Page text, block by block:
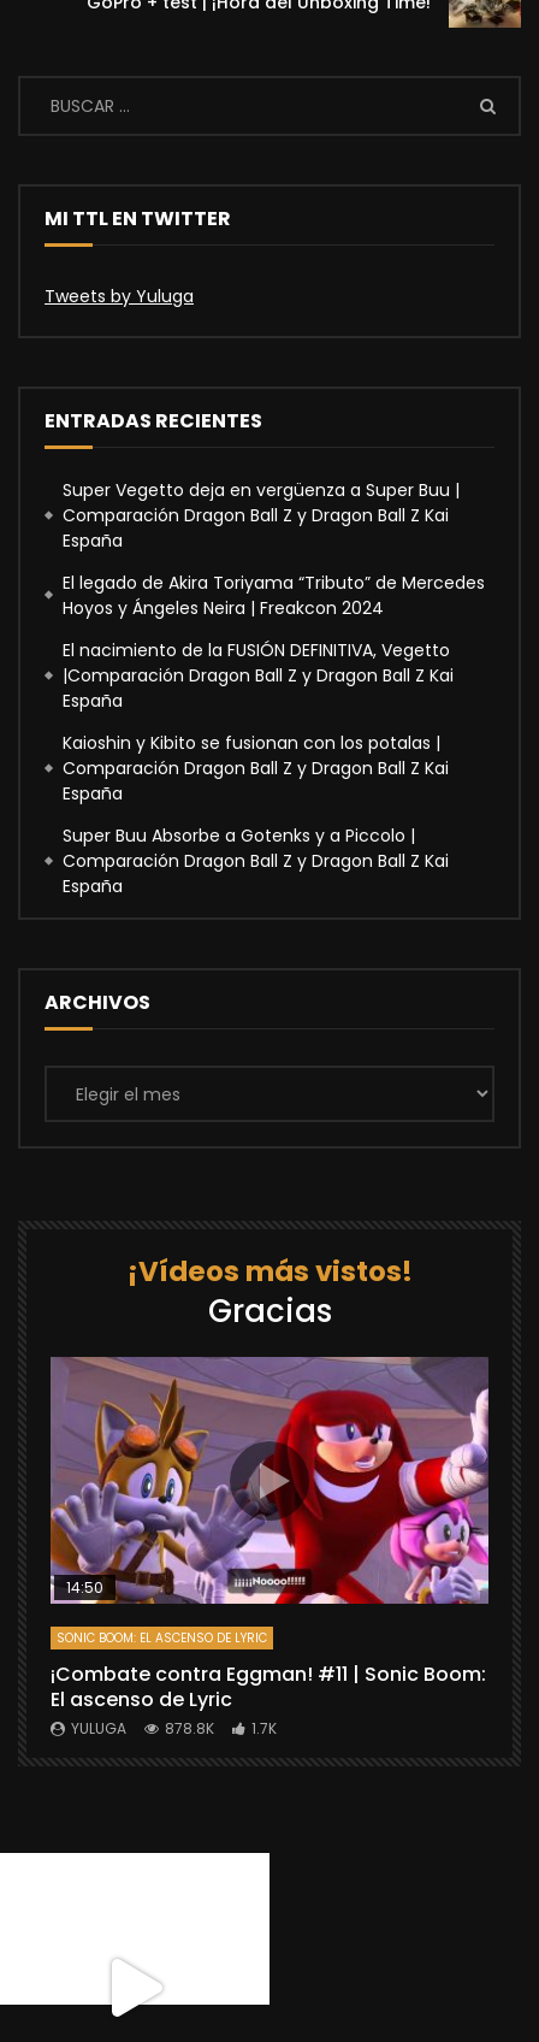
MI TTL EN TWITTER
Tweets by Yuluga
ENTRADAS RECIENTES
Super Vegetto deja en vergüenza a Super Buu |
Comparación Dragon Ball Z y Dragon Ball Z Kai
España
El legado de Akira Toriyama “Tributo” de Mercedes
Hoyos y Ángeles Neira | Freakcon 2024
El nacimiento de la FUSIÓN DEFINITIVA, Vegetto
|Comparación Dragon Ball Z y Dragon Ball Z Kai
España
Kaioshin y Kibito se fusionan con los potalas |
Comparación Dragon Ball Z y Dragon Ball Z Kai
España
Super Buu Absorbe a Gotenks y a Piccolo |
Comparación Dragon Ball Z y Dragon Ball Z Kai
España
ARCHIVOS
Archivos
¡Vídeos más vistos!
Gracias
14:50
SONIC BOOM: EL ASCENSO DE LYRIC
¡Combate contra Eggman! #11 | Sonic Boom:
El ascenso de Lyric
YULUGA 878.8K 1.7K